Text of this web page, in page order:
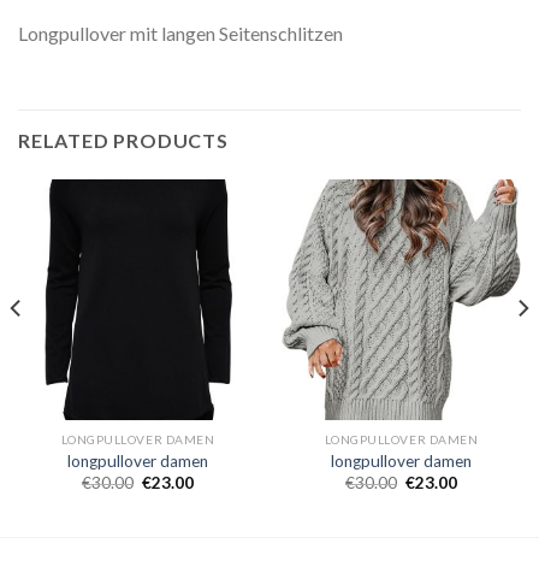
Longpullover mit langen Seitenschlitzen
RELATED PRODUCTS
LONGPULLOVER DAMEN
longpullover damen
€30.00 €23.00
LONGPULLOVER DAMEN
longpullover damen
€30.00 €23.00